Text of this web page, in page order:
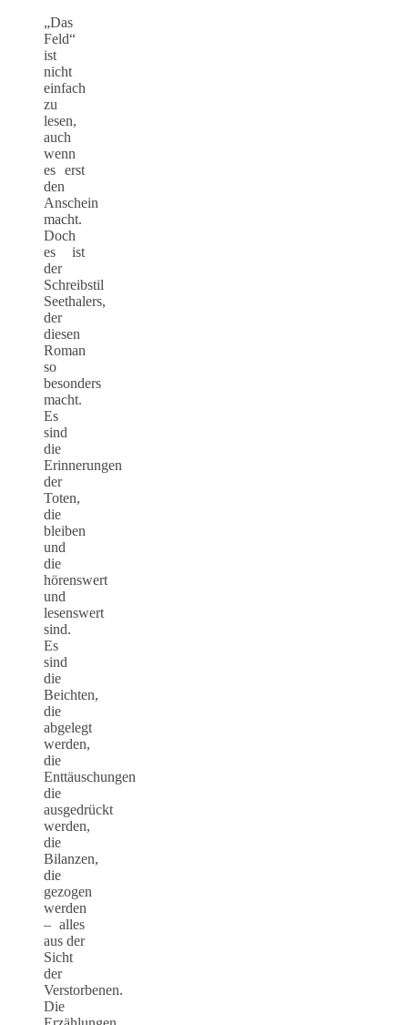
„Das
Feld“
ist
nicht
einfach
zu
lesen,
auch
wenn
es erst
den
Anschein
macht.
Doch
es ist
der
Schreibstil
Seethalers,
der
diesen
Roman
so
besonders
macht.
Es
sind
die
Erinnerungen
der
Toten,
die
bleiben
und
die
hörenswert
und
lesenswert
sind.
Es
sind
die
Beichten,
die
abgelegt
werden,
die
Enttäuschungen
die
ausgedrückt
werden,
die
Bilanzen,
die
gezogen
werden
– alles
aus der
Sicht
der
Verstorbenen.
Die